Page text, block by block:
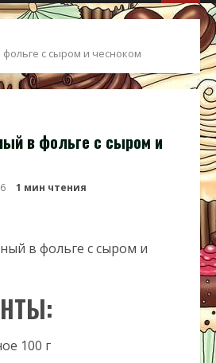
с сыром и чесноком
в фольге с сыром и
1 мин чтения
100 г